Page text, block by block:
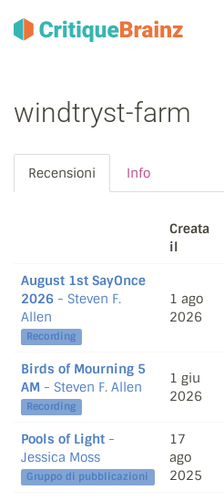
windtryst-farm
Recensioni Info
Creata
il
August 1st SayOnce
2026 - Steven F.
Allen
Recording
1 ago
2026
Birds of Mourning 5
AM - Steven F. Allen
Recording
1 giu
2026
Pools of Light -
Jessica Moss
Gruppo di pubblicazioni
17
ago
2025